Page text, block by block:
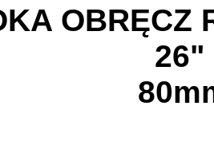
OBRĘCZ
26"